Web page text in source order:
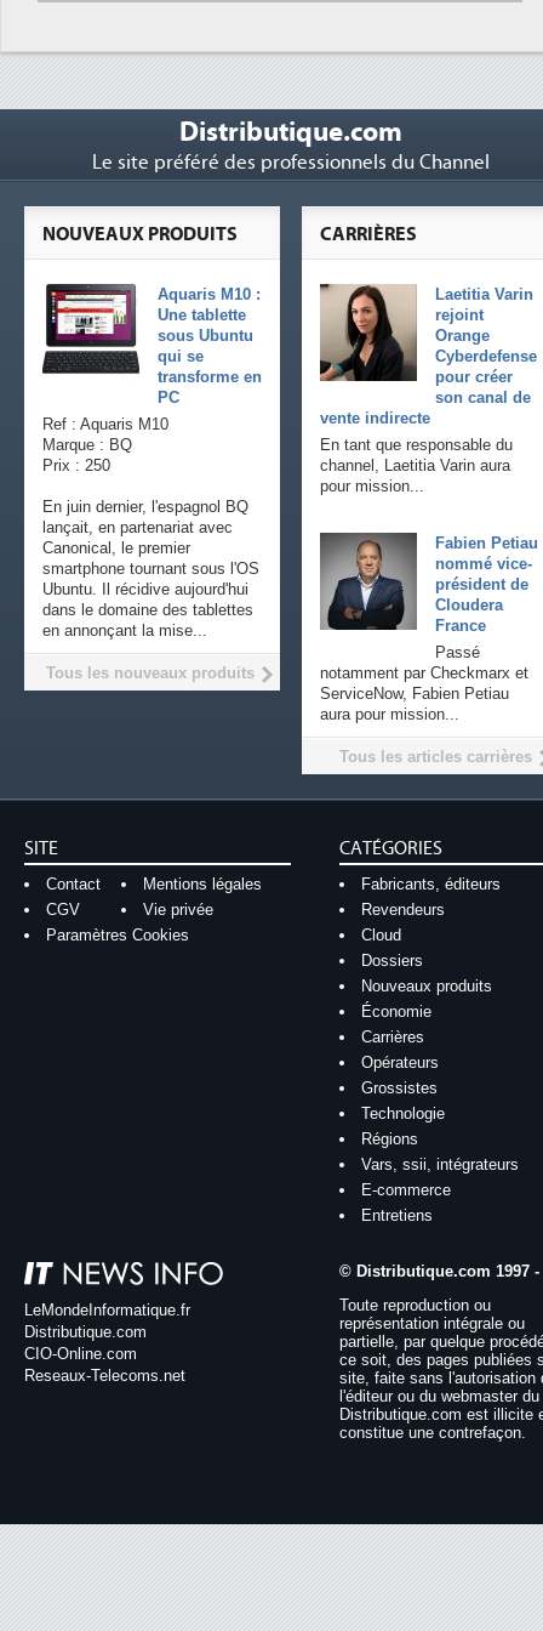
Distributique.com
Le site préféré des professionnels du Channel
CARRIÈRES
Laetitia Varin
rejoint
Orange
Cyberdefense
pour créer
son canal de
vente indirecte
En tant que responsable du
channel, Laetitia Varin aura
pour mission...
Fabien Petiau
nommé vice-
président de
Cloudera
France
Passé
notamment par Checkmarx et
ServiceNow, Fabien Petiau
aura pour mission...
Tous les articles carrières
NOUVEAUX PRODUITS
Aquaris M10 :
Une tablette
sous Ubuntu
qui se
transforme en
PC
Ref : Aquaris M10
Marque : BQ
Prix : 250
En juin dernier, l'espagnol BQ
lançait, en partenariat avec
Canonical, le premier
smartphone tournant sous l'OS
Ubuntu. Il récidive aujourd'hui
dans le domaine des tablettes
en annonçant la mise...
Tous les nouveaux produits
SITE
Contact
Mentions légales
CGV
Vie privée
Paramètres Cookies
CATÉGORIES
Fabricants, éditeurs
Revendeurs
Cloud
Dossiers
Nouveaux produits
Économie
Carrières
Opérateurs
Grossistes
Technologie
Régions
Vars, ssii, intégrateurs
E-commerce
Entretiens
LeMondeInformatique.fr
Distributique.com
CIO-Online.com
Reseaux-Telecoms.net
© Distributique.com 1997 -
Toute reproduction ou
représentation intégrale ou
partielle, par quelque
ce soit, des pages publiées
site, faite sans l'autorisation
l'éditeur ou du webmaster
Distributique.com est illicite
constitue une contrefaçon.